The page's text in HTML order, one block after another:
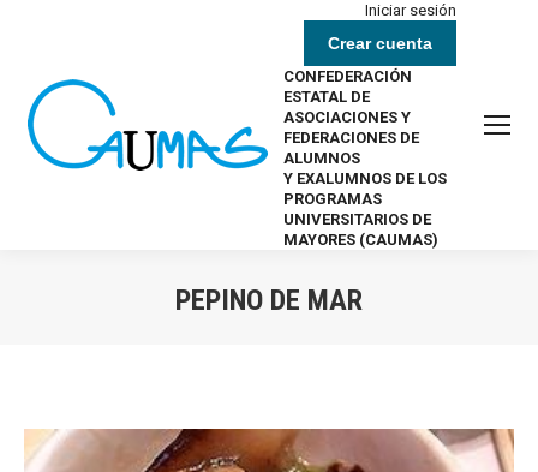
Iniciar sesión
Crear cuenta
CONFEDERACIÓN
ESTATAL DE
ASOCIACIONES Y
FEDERACIONES DE
ALUMNOS
Y EXALUMNOS DE LOS
PROGRAMAS
UNIVERSITARIOS DE
MAYORES (CAUMAS)
PEPINO DE MAR